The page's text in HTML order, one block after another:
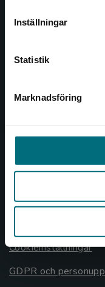
Inställningar
Statistik
Marknadsföring
Kontakta kundservice
Köpvillkor
Allmänna
Om oss
Cookieinställningar
GDPR och